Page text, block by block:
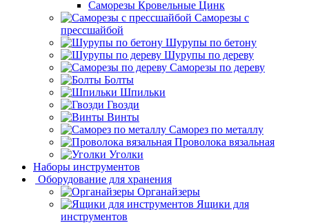
Саморезы Кровельные Цинк
Саморезы с
прессшайбой
Шурупы по бетону
Шурупы по дереву
Саморезы по дереву
Болты
Шпильки
Гвозди
Винты
Саморез по металлу
Проволока вязальная
Уголки
Наборы инструментов
Оборудование для хранения
Органайзеры
Ящики для
инструментов